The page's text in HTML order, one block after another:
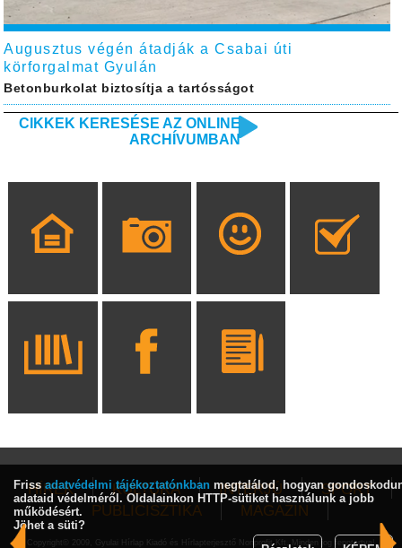
Augusztus végén átadják a Csabai úti
körforgalmat Gyulán
Betonburkolat biztosítja a tartósságot
CIKKEK KERESÉSE AZ ONLINE
ARCHÍVUMBAN
HÍREK KULTÚRA INTERJÚ
SPORT
PUBLICISZTIKA
MAGAZIN
Copyright© 2009, Gyulai Hírlap Kiadó és Hírlapterjesztő Nonprofit Kft. Minden jog fenntartva!
Friss adatvédelmi tájékoztatónkban megtalálod, hogyan
adataid védelméről. Oldalainkon HTTP-sütiket használunk a jobb
működésért.
Jöhet a süti?